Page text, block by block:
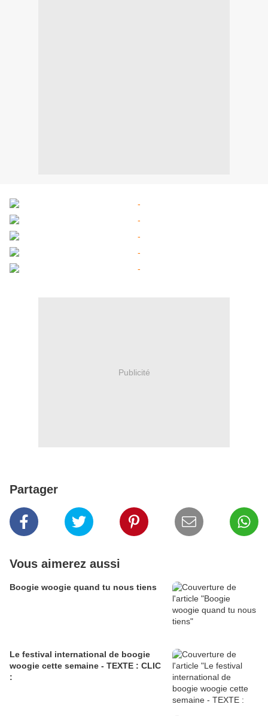
Publicité
Partager
Vous aimerez aussi
Boogie woogie quand tu nous tiens
Le festival international de boogie
woogie cette semaine - TEXTE : CLIC
: